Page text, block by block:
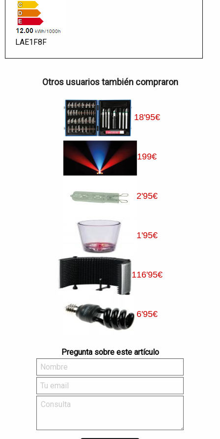
LAE1F8F
Otros usuarios también compraron
18'95€
199€
2'95€
1'95€
116'95€
6'95€
Pregunta sobre este artículo